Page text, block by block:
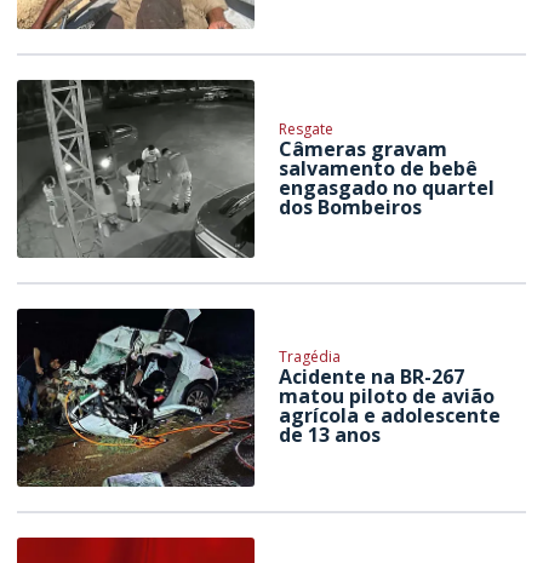
Resgate
Câmeras gravam
salvamento de bebê
engasgado no quartel
dos Bombeiros
Tragédia
Acidente na BR-267
matou piloto de avião
agrícola e adolescente
de 13 anos